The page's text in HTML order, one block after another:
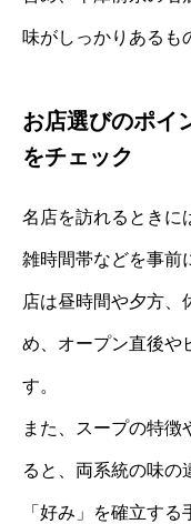
味がしっかりあるも
お店選びのポイ
をチェック
名店を訪れるときに
雑時間帯などを事前
店は昼時間や夕方、
め、オープン直後や
す。
また、スープの特徴
ると、両系統の味の
「好み」を確立する